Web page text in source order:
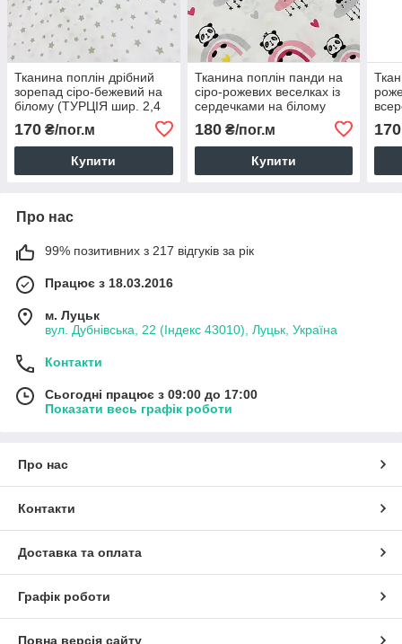
Тканина поплін дрібний
зорепад сіро-бежевий на
білому (ТУРЦІЯ шир. 2,4
170 ₴/пог.м
Купити
Тканина поплін панди на
сіро-рожевих веселках із
сердечками на білому
(ТУРЦІЯ шир. 2,4 м ) (R-
SAB-0301)
180₴/пог.м
Купити
FR-
170
Про нас
99% позитивних з 217 відгуків за рік
Працює з 18.03.2016
м. Луцьк
вул. Дубнівська, 22 (Індекс 43010), Луцьк, Україна
Контакти
Сьогодні працює з 09:00 до 17:00
Показати весь графік роботи
Про нас
Контакти
Доставка та оплата
Графік роботи
Повна версія сайту